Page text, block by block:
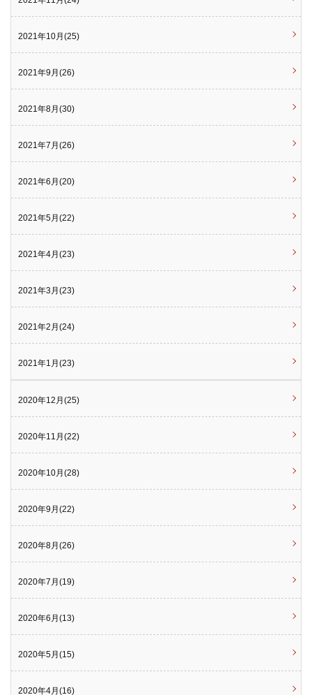
2021年10月(25)
2021年9月(26)
2021年8月(30)
2021年7月(26)
2021年6月(20)
2021年5月(22)
2021年4月(23)
2021年3月(23)
2021年2月(24)
2021年1月(23)
2020年12月(25)
2020年11月(22)
2020年10月(28)
2020年9月(22)
2020年8月(26)
2020年7月(19)
2020年6月(13)
2020年5月(15)
2020年4月(16)